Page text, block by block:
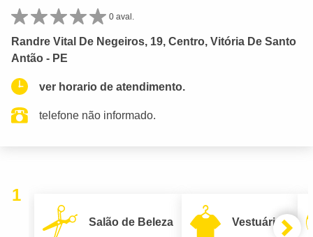
0 aval.
Randre Vital De Negeiros, 19, Centro, Vitória De Santo
Antão - PE
ver horario de atendimento.
telefone não informado.
1
Salão de Beleza Vestuário